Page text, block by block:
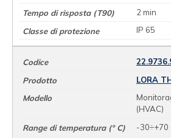
2 min
IP 65
LORA
(HVAC)
-30÷+70